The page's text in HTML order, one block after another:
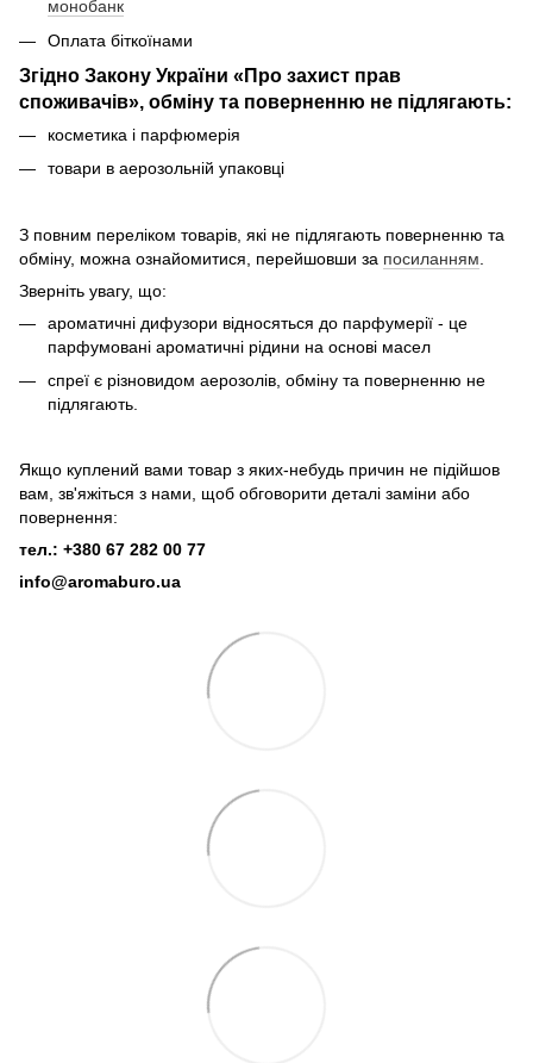
монобанк
Оплата біткоїнами
Згідно Закону України «Про захист прав
споживачів», обміну та поверненню не підлягають:
косметика і парфюмерія
товари в аерозольній упаковці
З повним переліком товарів, які не підлягають поверненню та
обміну, можна ознайомитися, перейшовши за посиланням
Зверніть увагу, що:
ароматичні дифузори відносяться до парфумерії - це
парфумовані ароматичні рідини на основі масел
спреї є різновидом аерозолів, обміну та поверненню не
підлягають.
Якщо куплений вами товар з яких-небудь причин не підійшов
вам, зв'яжіться з нами, щоб обговорити деталі заміни або
повернення:
тел.: +380 67 282 00 77
info@aromaburo.ua